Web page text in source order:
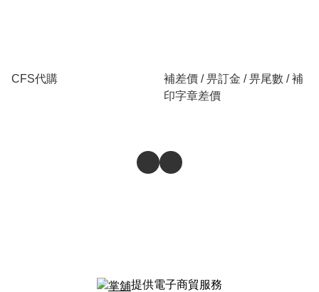
CFS代購
補差價 / 畀訂金 / 畀尾數 / 補
印字章差價
提供電子商貿服務